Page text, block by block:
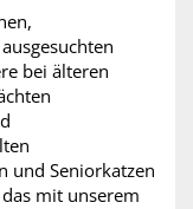
bei älteren
und Seniorkatzen
mit unserem